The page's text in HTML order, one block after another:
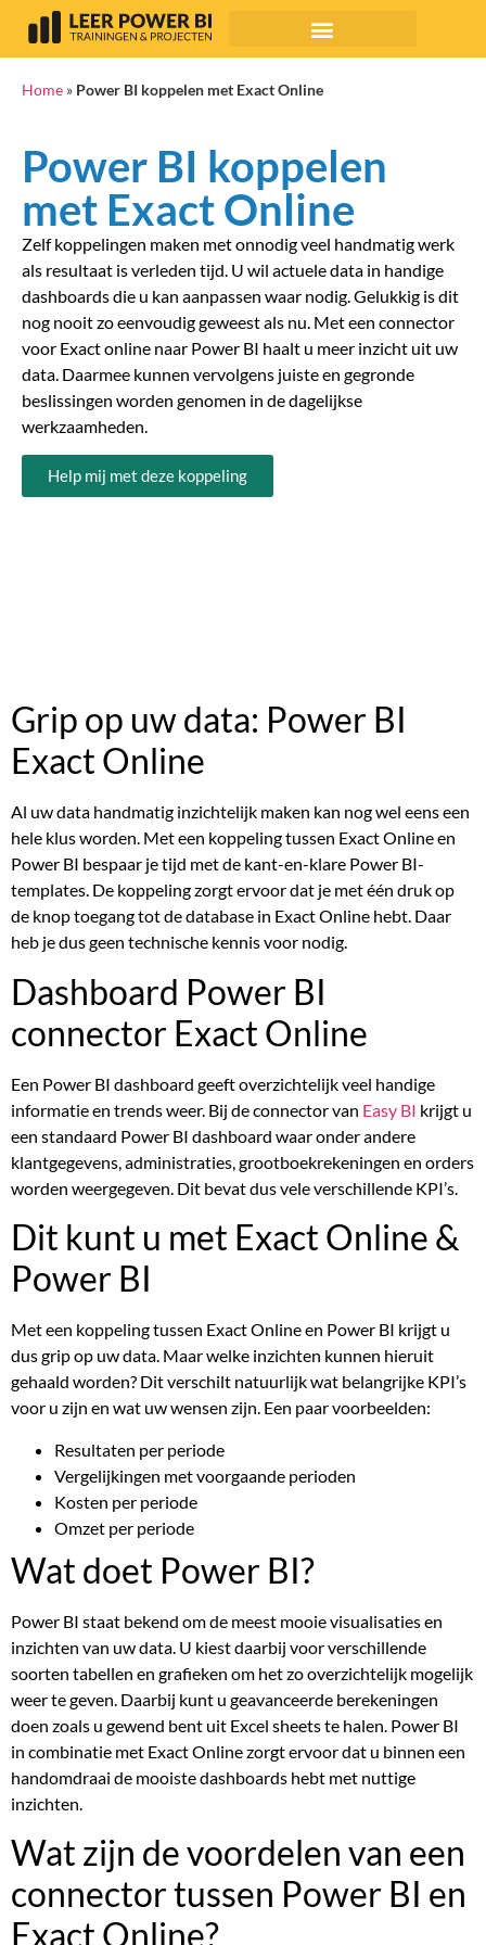
Home » Power BI koppelen met Exact Online
Power BI koppelen
met Exact Online
Zelf koppelingen maken met onnodig veel handmatig werk
als resultaat is verleden tijd. U wil actuele data in handige
dashboards die u kan aanpassen waar nodig. Gelukkig is dit
nog nooit zo eenvoudig geweest als nu. Met een connector
voor Exact online naar Power BI haalt u meer inzicht uit uw
data. Daarmee kunnen vervolgens juiste en gegronde
beslissingen worden genomen in de dagelijkse
werkzaamheden.
Help mij met deze koppeling
Grip op uw data: Power BI
Exact Online
Al uw data handmatig inzichtelijk maken kan nog wel eens een
hele klus worden. Met een koppeling tussen Exact Online en
Power BI bespaar je tijd met de kant-en-klare Power BI-
templates. De koppeling zorgt ervoor dat je met één druk op
de knop toegang tot de database in Exact Online hebt. Daar
heb je dus geen technische kennis voor nodig.
Dashboard Power BI
connector Exact Online
Een Power BI dashboard geeft overzichtelijk veel handige
informatie en trends weer. Bij de connector van Easy BI krijgt u
een standaard Power BI dashboard waar onder andere
klantgegevens, administraties, grootboekrekeningen en orders
worden weergegeven. Dit bevat dus vele verschillende KPI’s.
Dit kunt u met Exact Online &
Power BI
Met een koppeling tussen Exact Online en Power BI krijgt u
dus grip op uw data. Maar welke inzichten kunnen hieruit
gehaald worden? Dit verschilt natuurlijk wat belangrijke KPI’s
voor u zijn en wat uw wensen zijn. Een paar voorbeelden:
Resultaten per periode
Vergelijkingen met voorgaande perioden
Kosten per periode
Omzet per periode
Wat doet Power BI?
Power BI staat bekend om de meest mooie visualisaties en
inzichten van uw data. U kiest daarbij voor verschillende
soorten tabellen en grafieken om het zo overzichtelijk mogelijk
weer te geven. Daarbij kunt u geavanceerde berekeningen
doen zoals u gewend bent uit Excel sheets te halen. Power BI
in combinatie met Exact Online zorgt ervoor dat u binnen een
handomdraai de mooiste dashboards hebt met nuttige
inzichten.
Wat zijn de voordelen van een
connector tussen Power BI en
Exact Online?